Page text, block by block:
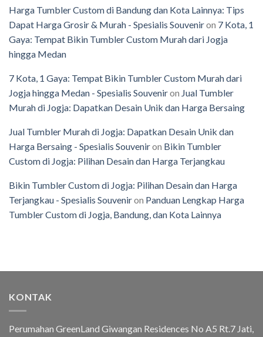
Harga Tumbler Custom di Bandung dan Kota Lainnya: Tips
Dapat Harga Grosir & Murah - Spesialis Souveniron 7 Kota, 1
Gaya: Tempat Bikin Tumbler Custom Murah dari Jogja
hingga Medan
7 Kota, 1 Gaya: Tempat Bikin Tumbler Custom Murah dari
Jogja hingga Medan - Spesialis Souveniron Jual Tumbler
Murah di Jogja: Dapatkan Desain Unik dan Harga Bersaing
Jual Tumbler Murah di Jogja: Dapatkan Desain Unik dan
Harga Bersaing - Spesialis Souveniron Bikin Tumbler
Custom di Jogja: Pilihan Desain dan Harga Terjangkau
Bikin Tumbler Custom di Jogja: Pilihan Desain dan Harga
Terjangkau - Spesialis Souveniron Panduan Lengkap Harga
Tumbler Custom di Jogja, Bandung, dan Kota Lainnya
KONTAK
Perumahan GreenLand Giwangan Residences No A5 Rt.7 Jati,